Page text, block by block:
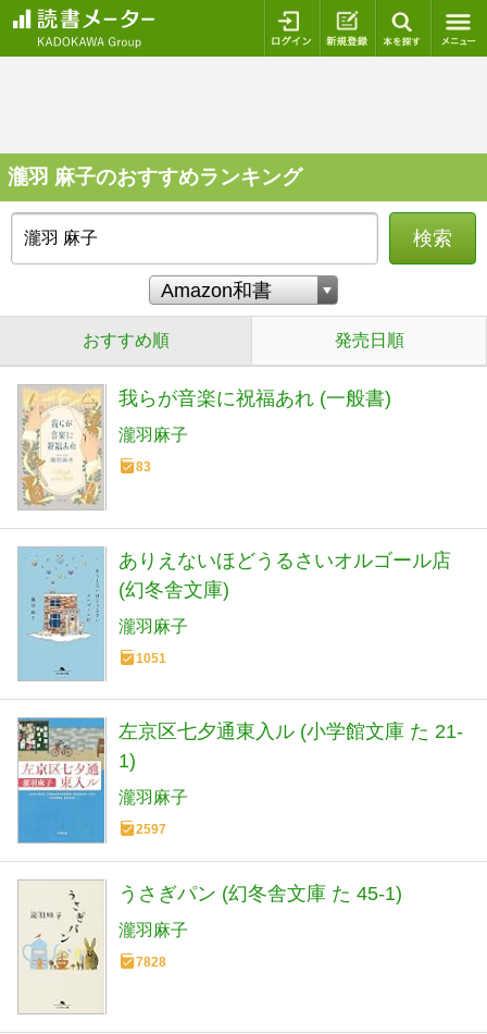
ログイン 新規登録
瀧羽 麻子のおすすめランキング
検索
おすすめ順 発売日順
我らが音楽に祝福あれ (一般書)
瀧羽麻子
83
ありえないほどうるさいオルゴール店
(幻冬舎文庫)
瀧羽麻子
1051
左京区七夕通東入ル (小学館文庫 た 21-
1)
瀧羽麻子
2597
うさぎパン (幻冬舎文庫 た 45-1)
瀧羽麻子
7828